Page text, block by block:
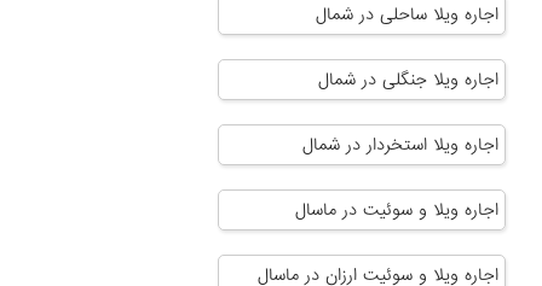
اجاره ویلا ساحلی در شمال
اجاره ویلا جنگلی در شمال
اجاره ویلا استخردار در شمال
اجاره ویلا و سوئیت در ماسال
اجاره ویلا و سوئیت ارزان در ماسال